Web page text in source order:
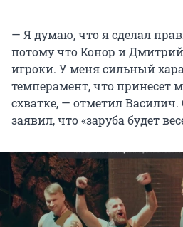
— Я думаю, что я сделал
потому что Конор и
игроки. У меня сильный
темперамент, что принесет
схватке, — отметил
заявил, что «заруба будет